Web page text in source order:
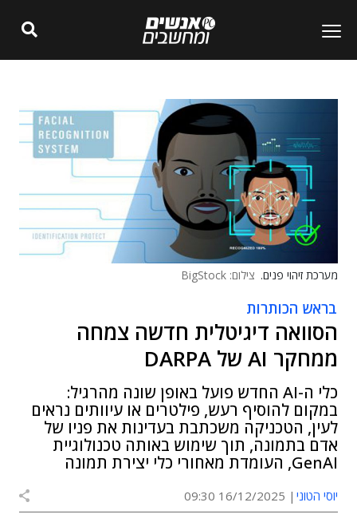
מערכת זיהוי פנים. צילום: BigStock
בראש הכותרות
הסוואה דיגיטלית חדשה צמחה
ממחקר AI של DARPA
כלי ה-AI החדש פועל באופן שונה מהרגיל:
במקום להוסיף רעש, פילטרים או עיוותים נראים
לעין, הטכניקה משכתבת בעדינות את פניו של
אדם בתמונה, תוך שימוש באותה טכנולוגיית
GenAI, העומדת מאחורי כלי יצירת תמונה
יוסי הטוני 16/12/2025 09:30